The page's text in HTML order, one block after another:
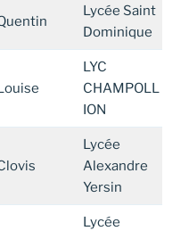
Lycée Saint
Dominique
LYC
CHAMPOLL
ION
Lycée
Alexandre
Yersin
Lycée